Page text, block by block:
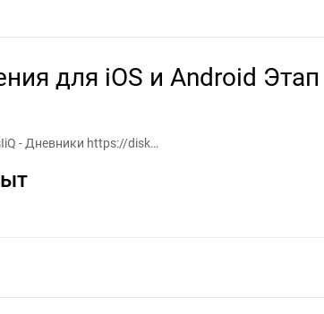
для iOS и Android Этап
- Дневники https://disk…